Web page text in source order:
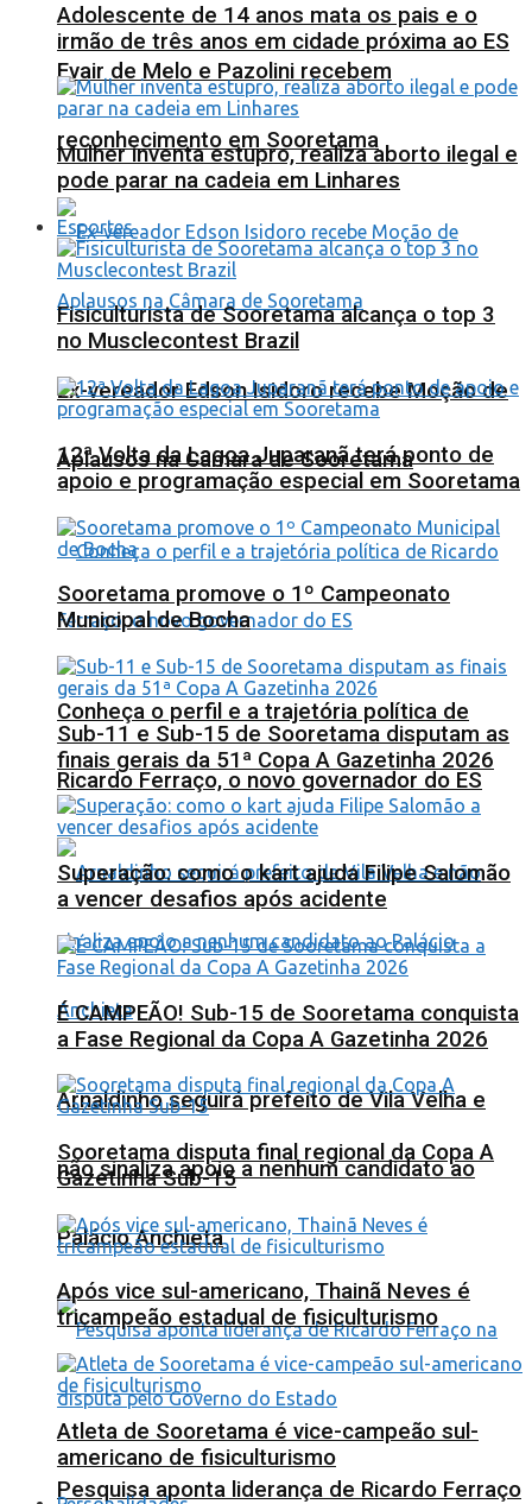
Evair de Melo e Pazolini recebem
reconhecimento em Sooretama
Ex-vereador Edson Isidoro recebe Moção de
Aplausos na Câmara de Sooretama
Conheça o perfil e a trajetória política de
Ricardo Ferraço, o novo governador do ES
Arnaldinho seguirá prefeito de Vila Velha e
não sinaliza apoio a nenhum candidato ao
Palácio Anchieta
Pesquisa aponta liderança de Ricardo Ferraço
Adolescente de 14 anos mata os pais e o
irmão de três anos em cidade próxima ao ES
Mulher inventa estupro, realiza aborto ilegal e
pode parar na cadeia em Linhares
Esportes
Fisiculturista de Sooretama alcança o top 3
no Musclecontest Brazil
12ª Volta da Lagoa Juparanã terá ponto de
apoio e programação especial em Sooretama
Sooretama promove o 1º Campeonato
Municipal de Bocha
Sub-11 e Sub-15 de Sooretama disputam as
finais gerais da 51ª Copa A Gazetinha 2026
Superação: como o kart ajuda Filipe Salomão
a vencer desafios após acidente
É CAMPEÃO! Sub-15 de Sooretama conquista
a Fase Regional da Copa A Gazetinha 2026
Sooretama disputa final regional da Copa A
Gazetinha Sub-15
Após vice sul-americano, Thainã Neves é
tricampeão estadual de fisiculturismo
Atleta de Sooretama é vice-campeão sul-
americano de fisiculturismo